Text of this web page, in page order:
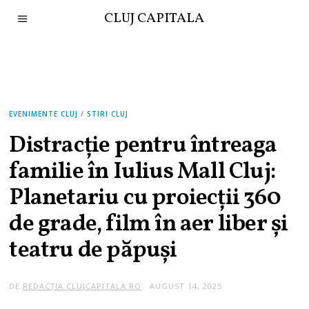
CLUJ CAPITALA
EVENIMENTE CLUJ / STIRI CLUJ
Distracție pentru întreaga
familie în Iulius Mall Cluj:
Planetariu cu proiecții 360
de grade, film în aer liber și
teatru de păpuși
DE REDACȚIA CLUJCAPITALA.RO AUGUST 14, 2025